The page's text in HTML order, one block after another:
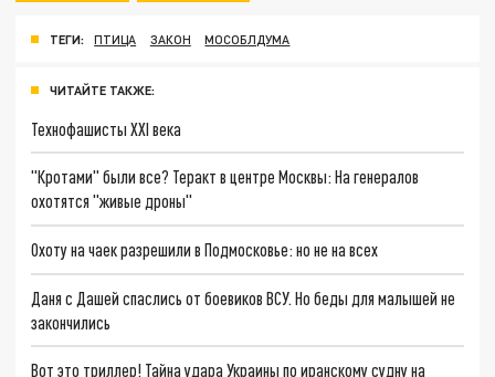
ТЕГИ: ПТИЦА ЗАКОН МОСОБЛДУМА
ЧИТАЙТЕ ТАКЖЕ:
Технофашисты XXI века
"Кротами" были все? Теракт в центре Москвы: На генералов
охотятся "живые дроны"
Охоту на чаек разрешили в Подмосковье: но не на всех
Даня с Дашей спаслись от боевиков ВСУ. Но беды для малышей не
закончились
Вот это триллер! Тайна удара Украины по иранскому судну на